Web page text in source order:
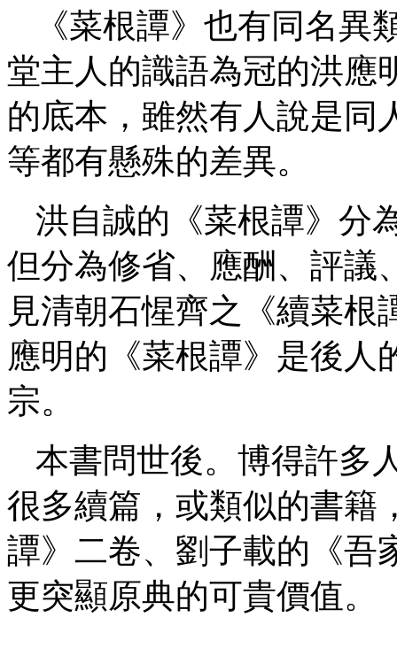
《菜根譚》也有同名
堂主人的識語為冠的洪應
的底本，雖然有人說是同
等都有懸殊的差異。
洪自誠的《菜根譚》分
但分為修省、應酬、評議
見清朝石惺齊之《續菜
應明的《菜根譚》是後人
宗。
本書問世後。博得許多
很多續篇，或類似的書籍
譚》二卷、劉子載的《吾
更突顯原典的可貴價值。